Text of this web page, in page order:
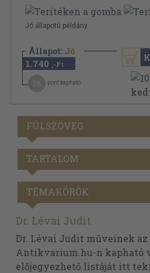
Jó állapotú példány.
Állapot: Jó
1.740 ,-Ft
pont kapható
FÜLSZÖVEG
TARTALOM
TÉMAKÖRÖK
Dr. Lévai Judit
Dr. Lévai Judit műveinek az
Antikvarium.hu-n kapható
előjegyezhető listáját itt